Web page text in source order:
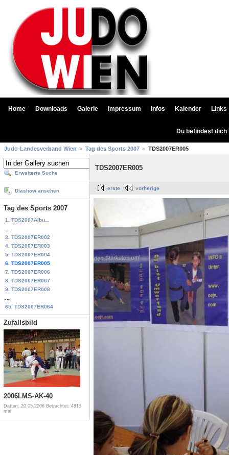
Home Downloads Galerie Impressum Infos Kalender Links
Du befindest
Judo-Landesverband Wien Tag des Sports 2007 TDS2007ER005
Erweiterte Suche
Diashow ansehen
Tag des Sports 2007
1. TDS2007Albu...
3. TDS2007ER002
4. TDS2007ER003
5. TDS2007ER004
6. TDS2007ER005
7. TDS2007ER006
8. TDS2007ER007
9. TDS2007ER008
65. TDS2007ER064
Zufallsbild
2006LMS-AK-40
Datum: 20.05.2006 Betrachtet: 4813
mal
TDS2007ER005
erste vorherige